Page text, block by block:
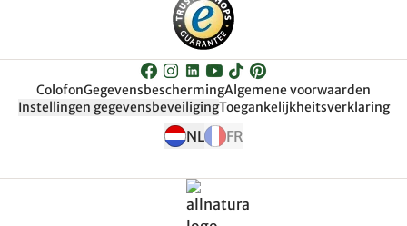
ColofonGegevensbeschermingAlgemene voorwaarden
Instellingen gegevensbeveiligingToegankelijkheitsverklaring
NL FR